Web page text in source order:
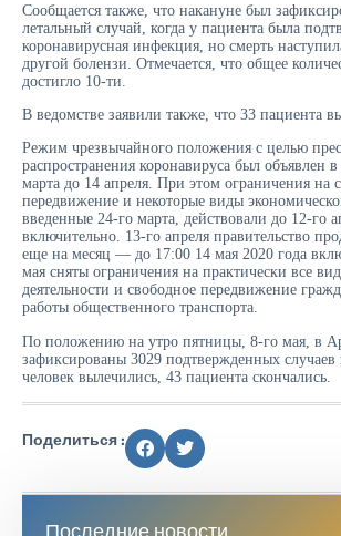
Сообщается также, что накануне был
летальный случай, когда у пациента была
коронавирусная инфекция, но смерть
другой болензи. Отмечается, что общее
достигло 10-ти.
В ведомстве заявили также, что 33 пациента
Режим чрезвычайного положения с целью
распространения коронавируса был объявлен
марта до 14 апреля. При этом ограничения на
передвижение и некоторые виды
введенные 24-го марта, действовали до 12-го
включительно. 13-го апреля правительство
еще на месяц — до 17:00 14 мая 2020 года
мая сняты ограничения на практически все
деятельности и свободное передвижение
работы общественного транспорта.
По положению на утро пятницы, 8-го мая, в
зафиксированы 3029 подтвержденных случаев
человек вылечились, 43 пациента скончались.
Поделиться :